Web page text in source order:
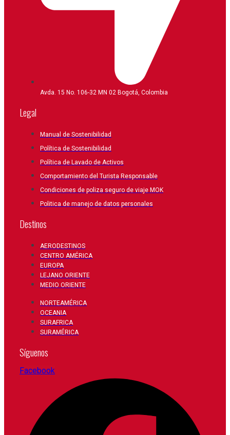
Avda. 15 No. 106-32 MN 02 Bogotá, Colombia
Legal
Manual de Sostenibilidad
Política de Sostenibilidad
Política de Lavado de Activos
Comportamiento del Turista Responsable
Condiciones de poliza seguro de viaje MOK
Politica de manejo de datos personales
Destinos
AERODESTINOS
CENTRO AMÉRICA
EUROPA
LEJANO ORIENTE
MEDIO ORIENTE
NORTEAMÉRICA
OCEANIA
SURAFRICA
SURAMÉRICA
Síguenos
Facebook